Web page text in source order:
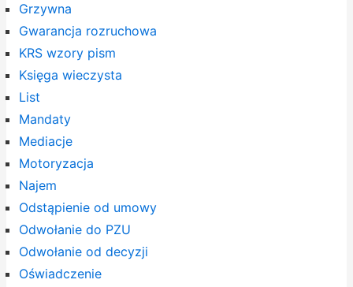
Grzywna
Gwarancja rozruchowa
KRS wzory pism
Księga wieczysta
List
Mandaty
Mediacje
Motoryzacja
Najem
Odstąpienie od umowy
Odwołanie do PZU
Odwołanie od decyzji
Oświadczenie